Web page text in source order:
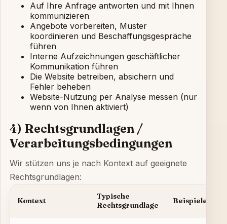
Auf Ihre Anfrage antworten und mit Ihnen
kommunizieren
Angebote vorbereiten, Muster
koordinieren und Beschaffungsgespräche
führen
Interne Aufzeichnungen geschäftlicher
Kommunikation führen
Die Website betreiben, absichern und
Fehler beheben
Website-Nutzung per Analyse messen (nur
wenn von Ihnen aktiviert)
4) Rechtsgrundlagen /
Verarbeitungsbedingungen
Wir stützen uns je nach Kontext auf geeignete
Rechtsgrundlagen:
Kontext
Typische
Rechtsgrundlage
Beispiele